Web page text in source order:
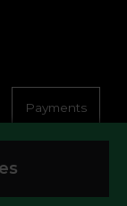
Payments